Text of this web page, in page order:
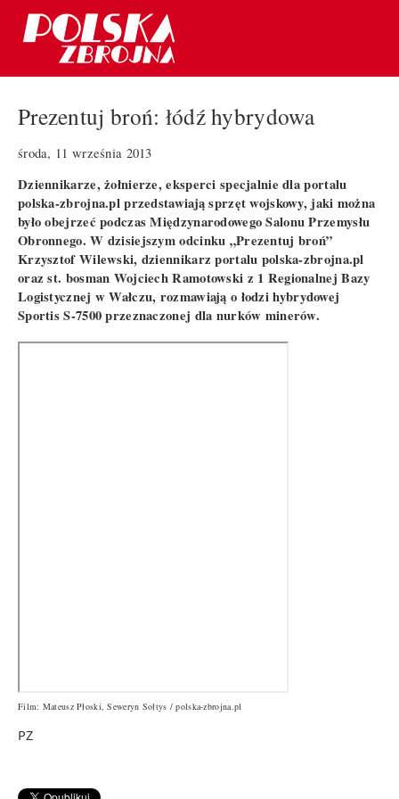
Prezentuj broń: łódź hybrydowa
środa, 11 września 2013
Dziennikarze, żołnierze, eksperci specjalnie dla portalu
polska-zbrojna.pl przedstawiają sprzęt wojskowy, jaki można
było obejrzeć podczas Międzynarodowego Salonu Przemysłu
Obronnego. W dzisiejszym odcinku „Prezentuj broń”
Krzysztof Wilewski, dziennikarz portalu polska-zbrojna.pl
oraz st. bosman Wojciech Ramotowski z 1 Regionalnej Bazy
Logistycznej w Wałczu, rozmawiają o łodzi hybrydowej
Sportis S-7500 przeznaczonej dla nurków minerów.
Film: Mateusz Płoski, Seweryn Sołtys / polska-zbrojna.pl
PZ